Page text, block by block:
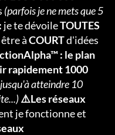
(parfois je ne mets que 5
je te dévoileTOUTES
être àCOURTd'idées
: le plan
rapidement 1000
atteindre 10
⚠️Les réseaux
je fonctionne et